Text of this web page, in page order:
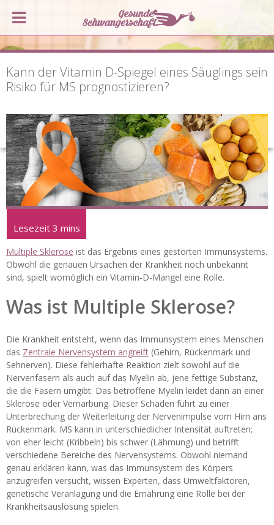
Kann der Vitamin D-Spiegel eines Säuglings sein
Risiko für MS prognostizieren?
Multiple Sklerose ist das Ergebnis eines gestörten Immunsystems.
Obwohl die genauen Ursachen der Krankheit noch unbekannt
sind, spielt womöglich ein Vitamin-D-Mangel eine Rolle.
Was ist Multiple Sklerose?
Die Krankheit entsteht, wenn das Immunsystem eines Menschen
das Zentrale Nervensystem angreift (Gehirn, Rückenmark und
Sehnerven). Diese fehlerhafte Reaktion zielt sowohl auf die
Nervenfasern als auch auf das Myelin ab, jene fettige Substanz,
die die Fasern umgibt. Das betroffene Myelin leidet dann an einer
Sklerose oder Vernarbung. Dieser Schaden führt zu einer
Unterbrechung der Weiterleitung der Nervenimpulse vom Hirn ans
Rückenmark. MS kann in unterschiedlicher Intensität auftreten;
von eher leicht (Kribbeln) bis schwer (Lähmung) und betrifft
verschiedene Bereiche des Nervensystems. Obwohl niemand
genau erklären kann, was das Immunsystem des Körpers
anzugreifen versucht, wissen Experten, dass Umweltfaktoren,
genetische Veranlagung und die Ernährung eine Rolle bei der
Krankheitsauslösung spielen.